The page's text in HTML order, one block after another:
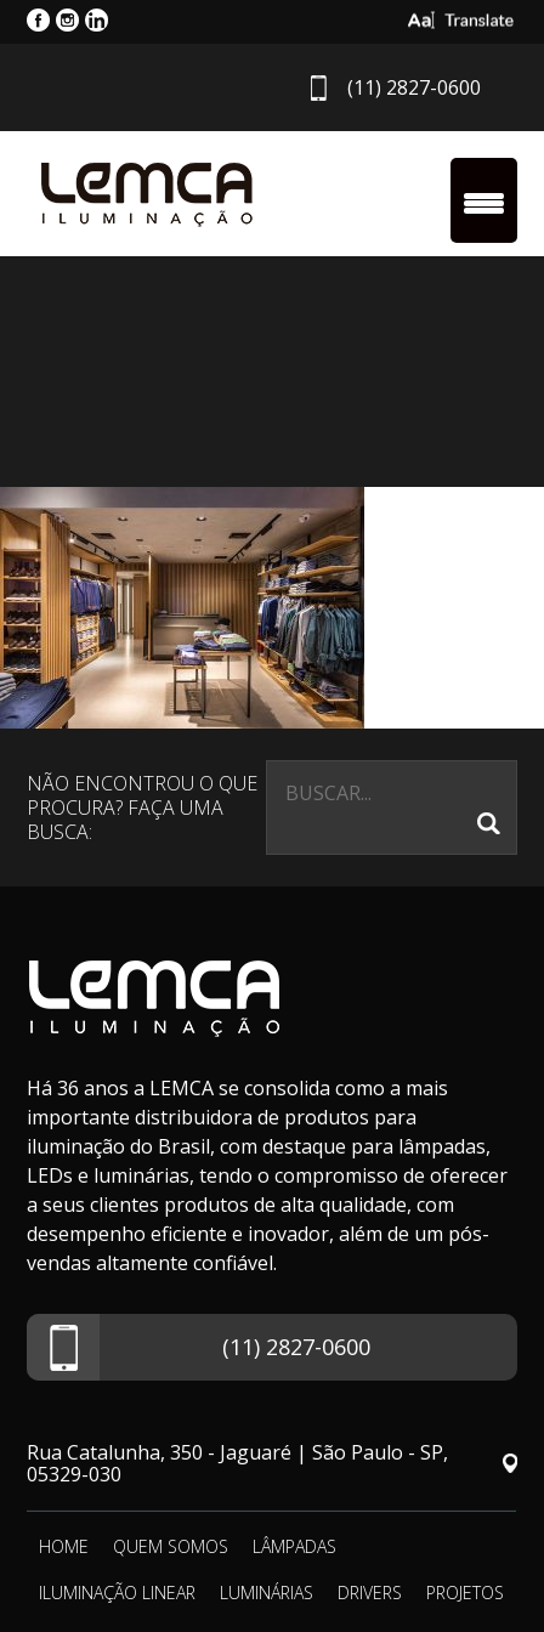
Select
(11) 2827-0600
NÃO ENCONTROU O QUE
PROCURA? FAÇA UMA
BUSCA:
Há 36 anos a LEMCA se consolida como a mais
importante distribuidora de produtos para
iluminação do Brasil, com destaque para lâmpadas,
LEDs e luminárias, tendo o compromisso de oferecer
a seus clientes produtos de alta qualidade, com
desempenho eficiente e inovador, além de um pós-
vendas altamente confiável.
(11) 2827-0600
Rua Catalunha, 350 - Jaguaré | São Paulo - SP,
05329-030
HOME QUEM SOMOS
LÂMPADAS
ILUMINAÇÃO LINEAR
LUMINÁRIAS DRIVERS
PROJETOS